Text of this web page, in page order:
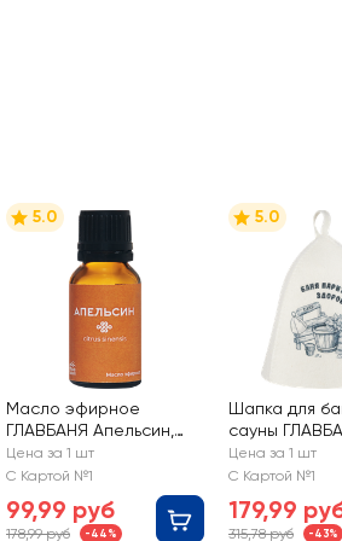
5.0
Масло эфирное
ГЛАВБАНЯ Апельсин,
Арт. Б692, 17мл
Цена за 1 шт
С Картой №1
99,99 руб
178,99 руб -44%
5.0
Шапка для
сауны
белый войлок
принтом, Арт.
Цена за 1 шт
С Картой №1
179,99
315,78 руб -43%